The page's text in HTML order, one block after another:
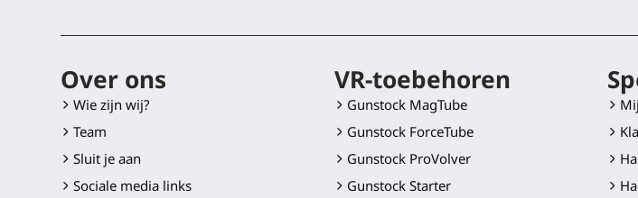
Over ons
Wie zijn wij?
Team
Sluit je aan
Sociale media links
VR-toebehoren
Gunstock MagTube
Gunstock ForceTube
Gunstock ProVolver
Gunstock Starter